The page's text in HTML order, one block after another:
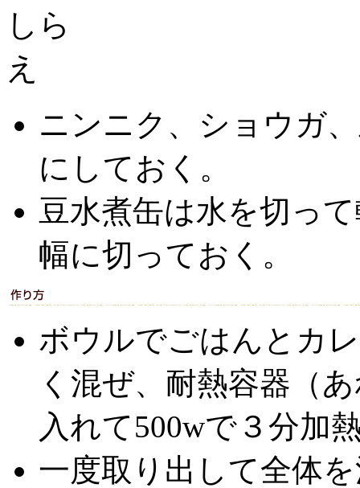
ニンニク、ショウガ
にしておく。
豆水煮缶は水を切っ
幅に切っておく。
ボウルでごはんとカ
く混ぜ、耐熱容器（
入れて500wで３分加
一度取り出して全体